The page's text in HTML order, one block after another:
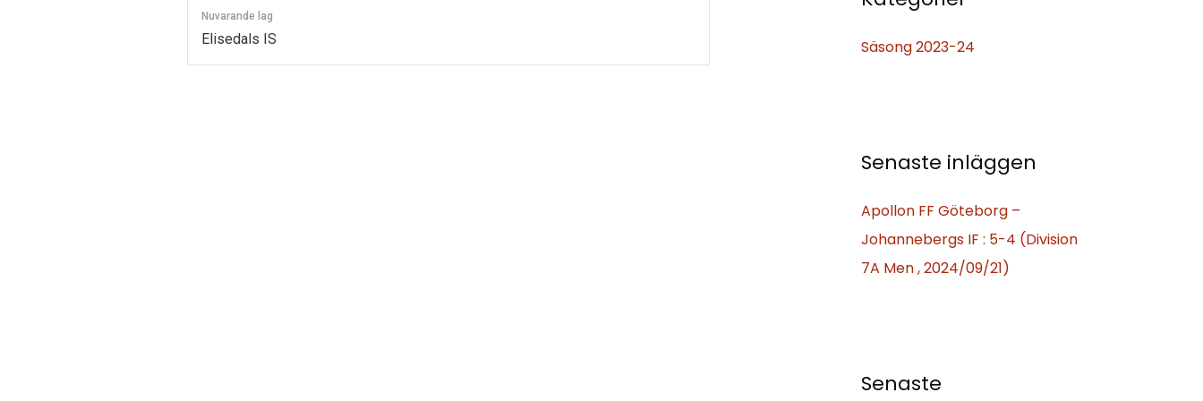
Nuvarande lag
Elisedals IS
e
Säsong 2023-24
Senaste inläggen
Apollon FF Göteborg –
Johannebergs IF : 5-4 (Division
7A Men , 2024/09/21)
Senaste